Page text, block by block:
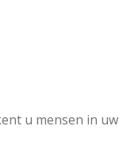
u mensen in uw